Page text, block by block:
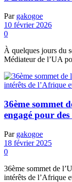
Par gakogoe
10 février 2026
0
À quelques jours du
Médiateur de l’UA
36ème sommet
engagé pour
Par gakogoe
18 février 2025
0
36ème sommet de
intérêts de l’Afrique